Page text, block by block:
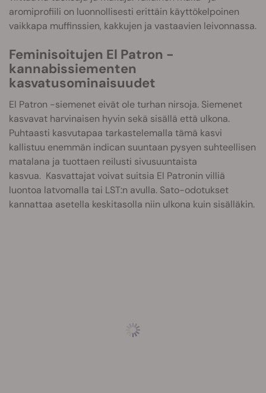
aromiprofiili on luonnollisesti erittäin käyttökelpoinen
vaikkapa muffinssien, kakkujen ja vastaavien leivonnassa.
Feminisoitujen El Patron -
kannabissiementen
kasvatusominaisuudet
El Patron -siemenet eivät ole turhan nirsoja. Siemenet
kasvavat harvinaisen hyvin sekä sisällä että ulkona.
Puhtaasti kasvutapaa tarkastelemalla tämä kasvi
kallistuu enemmän indican suuntaan pysyen suhteellisen
matalana ja tuottaen reilusti sivusuuntaista
kasvua. Kasvattajat voivat suitsia El Patronin villiä
luontoa latvomalla tai LST:n avulla. Sato-odotukset
kannattaa asetella keskitasolla niin ulkona kuin sisälläkin.